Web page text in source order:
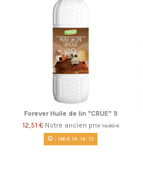
Forever Huile de lin "CRUE" 1l
12,51 € Notre ancien prix13,90 €
146d.14:14:13